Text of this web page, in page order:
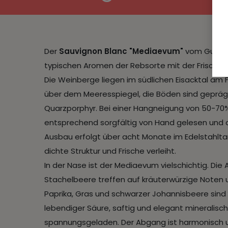
Der Sauvignon Blanc "Mediaevum" vom
typischen Aromen der Rebsorte mit der Frische
Die Weinberge liegen im südlichen Eisacktal
über dem Meeresspiegel, die Böden sind
Quarzporphyr. Bei einer Hangneigung von 50-
entsprechend sorgfältig von Hand gelesen
Ausbau erfolgt über acht Monate im
dichte Struktur und Frische verleiht.
In der Nase ist der Mediaevum vielschichtig.
Stachelbeere treffen auf kräuterwürzige Noten
Paprika, Gras und schwarzer Johannisbeere
lebendiger Säure, saftig und elegant
spannungsgeladen. Der Abgang ist